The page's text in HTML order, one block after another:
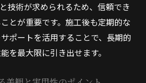
技術が求められるため、信頼でき
とが重要です。施工後も定期的な
ポートを活用することで、長期的
を最大限に引き出せます。